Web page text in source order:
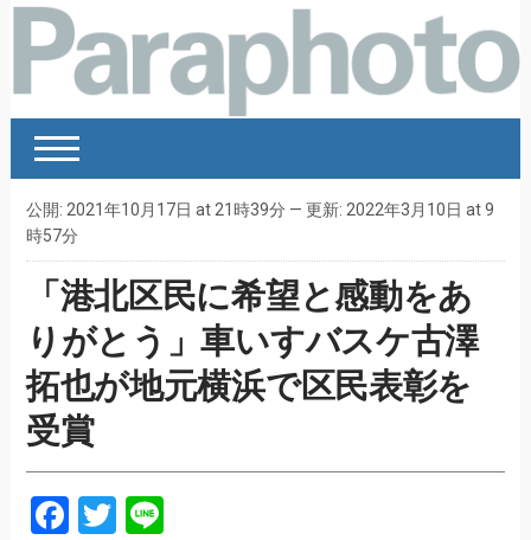
公開: 2021年10月17日 at 21時39分 — 更新: 2022年3月10日 at 9
時57分
「港北区民に希望と感動をあ
りがとう」車いすバスケ古澤
拓也が地元横浜で区民表彰を
受賞
Facebook
Twitter
Line